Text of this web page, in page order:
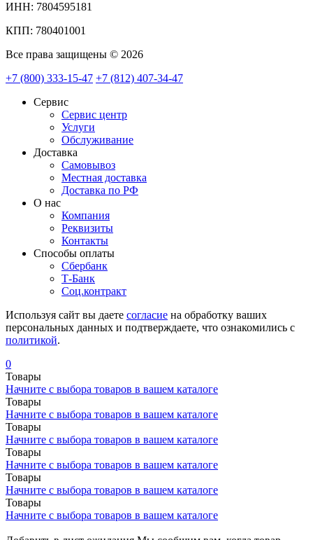
ИНН: 7804595181
КПП: 780401001
Все права защищены © 2026
+7 (800) 333-15-47 +7 (812) 407-34-47
Сервис
Сервис центр
Услуги
Обслуживание
Доставка
Самовывоз
Местная доставка
Доставка по РФ
О нас
Компания
Реквизиты
Контакты
Cпособы оплаты
Сбербанк
Т-Банк
Соц.контракт
Используя сайт вы даете согласие на обработку ваших
персональных данных и подтверждаете, что ознакомились с
политикой.
0
Товары
Начните с выбора товаров в вашем каталоге
Товары
Начните с выбора товаров в вашем каталоге
Товары
Начните с выбора товаров в вашем каталоге
Товары
Начните с выбора товаров в вашем каталоге
Товары
Начните с выбора товаров в вашем каталоге
Товары
Начните с выбора товаров в вашем каталоге